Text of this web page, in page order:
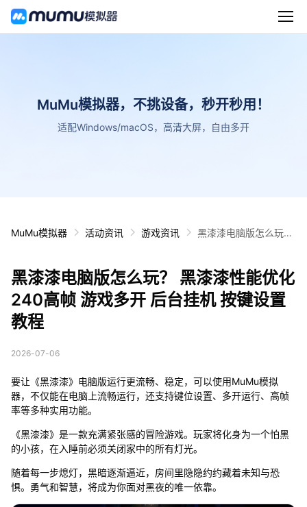
MuMu模拟器，不挑设备，秒开秒用！
适配Windows/macOS，高清大屏，自由多开
MuMu模拟器 活动资讯 游戏资讯
黑漆漆电脑版怎么玩？
按键设置教程
黑漆漆电脑版怎么玩？ 黑漆漆性能优化
240高帧 游戏多开 后台挂机 按键设置
教程
2026-07-06
要让《黑漆漆》电脑版运行更流畅、稳定，可以使用MuMu模拟
器，不仅能在电脑上流畅运行，还支持键位设置、多开运行、高帧
率等多种实用功能。
《黑漆漆》是一款充满紧张感的冒险游戏。玩家将化身为一个怕黑
的小孩，在入睡前必须关闭家中的所有灯光。
随着每一步熄灯，黑暗逐渐逼近，房间里隐隐约约藏着未知与恐
惧。勇气和智慧，将成为你面对黑夜的唯一依靠。